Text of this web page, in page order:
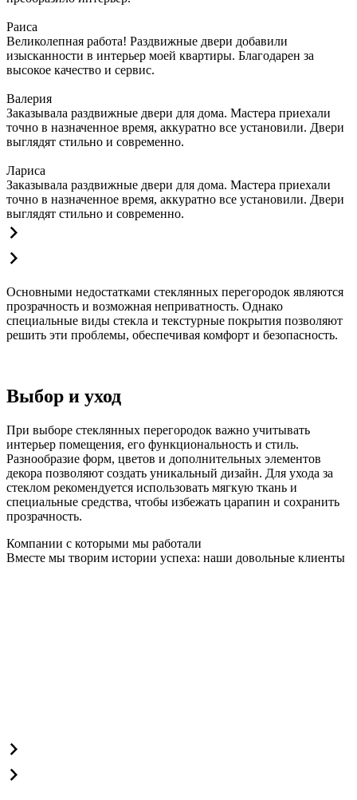
Раиса
Великолепная работа! Раздвижные двери добавили
изысканности в интерьер моей квартиры. Благодарен за
высокое качество и сервис.
Валерия
Заказывала раздвижные двери для дома. Мастера приехали
точно в назначенное время, аккуратно все установили. Двери
выглядят стильно и современно.
Лариса
Заказывала раздвижные двери для дома. Мастера приехали
точно в назначенное время, аккуратно все установили. Двери
выглядят стильно и современно.
Основными недостатками стеклянных перегородок являются
прозрачность и возможная неприватность. Однако
специальные виды стекла и текстурные покрытия позволяют
решить эти проблемы, обеспечивая комфорт и безопасность.
Выбор и уход
При выборе стеклянных перегородок важно учитывать
интерьер помещения, его функциональность и стиль.
Разнообразие форм, цветов и дополнительных элементов
декора позволяют создать уникальный дизайн. Для ухода за
стеклом рекомендуется использовать мягкую ткань и
специальные средства, чтобы избежать царапин и сохранить
прозрачность.
Компании с которыми мы работали
Вместе мы творим истории успеха: наши довольные клиенты